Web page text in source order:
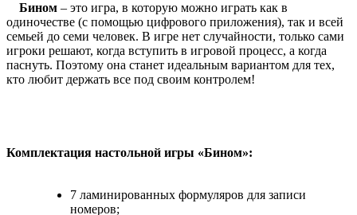
Бином – это игра, в которую можно играть как в
одиночестве (с помощью цифрового приложения), так и всей
семьей до семи человек. В игре нет случайности, только сами
игроки решают, когда вступить в игровой процесс, а когда
паснуть. Поэтому она станет идеальным вариантом для тех,
кто любит держать все под своим контролем!
Комплектация настольной игры «Бином»:
7 ламинированных формуляров для записи
номеров;